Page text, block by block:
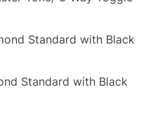
Standard with Black
Standard with Black